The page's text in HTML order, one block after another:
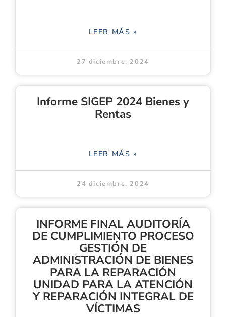
LEER MÁS »
27 diciembre, 2024
Informe SIGEP 2024 Bienes y
Rentas
LEER MÁS »
24 diciembre, 2024
INFORME FINAL AUDITORÍA
DE CUMPLIMIENTO PROCESO
GESTIÓN DE
ADMINISTRACIÓN DE BIENES
PARA LA REPARACIÓN
UNIDAD PARA LA ATENCIÓN
Y REPARACIÓN INTEGRAL DE
VÍCTIMAS